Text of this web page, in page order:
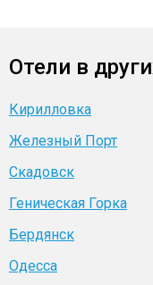
Отели в
Кирилловка
Железный Порт
Скадовск
Геническая Горка
Бердянск
Одесса